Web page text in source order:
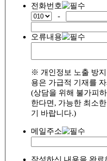
전화번호
-
오류내용
※ 개인정보 노출 방
용은 가급적 기재를
(상담을 위해 불가피
한다면, 가능한 최소
기 바랍니다.)
메일주소
작성하신 내용을 완